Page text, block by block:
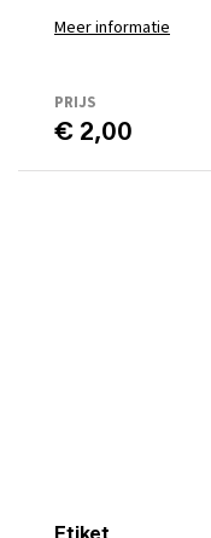
Meer informatie
PRIJS
€ 2,00